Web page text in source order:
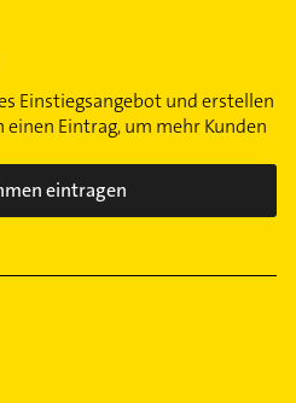
Einstiegsangebot und erstellen
Eintrag, um mehr Kunden
eintragen